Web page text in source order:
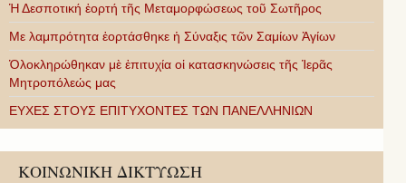
Ἡ Δεσποτική ἑορτή τῆς Μεταμορφώσεως τοῦ Σωτῆρος
Με λαμπρότητα ἑορτάσθηκε ἡ Σύναξις τῶν Σαμίων Ἁγίων
Ὁλοκληρώθηκαν μὲ ἐπιτυχία οἱ κατασκηνώσεις τῆς Ἱερᾶς
Μητροπόλεώς μας
ΕΥΧΕΣ ΣΤΟΥΣ ΕΠΙΤΥΧΟΝΤΕΣ ΤΩΝ ΠΑΝΕΛΛΗΝΙΩΝ
ΚΟΙΝΩΝΙΚΗ ΔΙΚΤΥΩΣΗ